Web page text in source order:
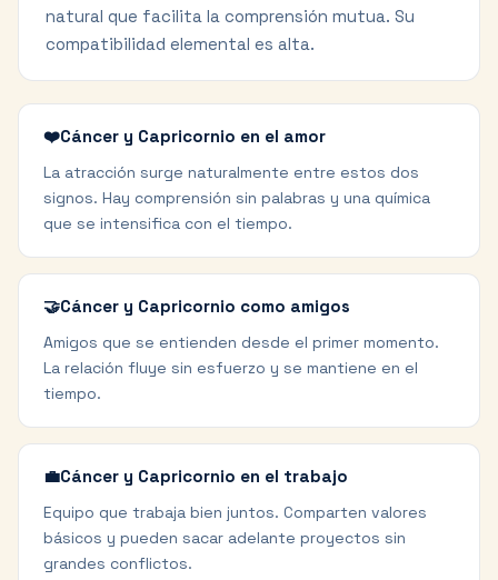
natural que facilita la comprensión mutua. Su
compatibilidad elemental es alta.
❤️Cáncer y Capricornio en el amor
La atracción surge naturalmente entre estos dos
signos. Hay comprensión sin palabras y una química
que se intensifica con el tiempo.
🤝Cáncer y Capricornio como amigos
Amigos que se entienden desde el primer momento.
La relación fluye sin esfuerzo y se mantiene en el
tiempo.
💼Cáncer y Capricornio en el trabajo
Equipo que trabaja bien juntos. Comparten valores
básicos y pueden sacar adelante proyectos sin
grandes conflictos.